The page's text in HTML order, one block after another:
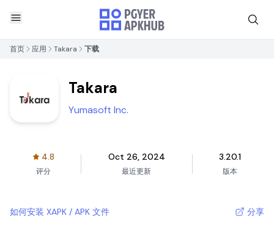
首页 应用 Takara 下载
Takara
Yumasoft Inc.
4.8
评分
Oct 26, 2024
最近更新
3.20.1
版本
如何安装 XAPK / APK 文件 分享